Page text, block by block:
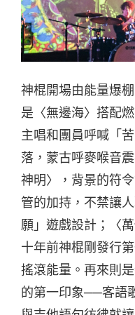
神棍開場由能量爆
是〈無邊海〉搭配
主唱和團員呼喊「
落，蒙古呼麥喉音
神明〉，背景的符
管的加持，不禁讓
願」遊戲設計；〈
十年前神棍剛發行
搖滾能量。再來則
的第一印象──客語